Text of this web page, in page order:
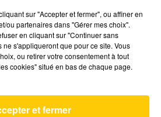
RENAN LUCE
sur "Accepter et fermer", ou affiner en
ou partenaires dans "Gérer mes choix".
en cliquant sur "Continuer sans
ne s'appliqueront que pour ce site. Vous
ou retirer votre consentement à tout
cookies" situé en bas de chaque page.
et fermer